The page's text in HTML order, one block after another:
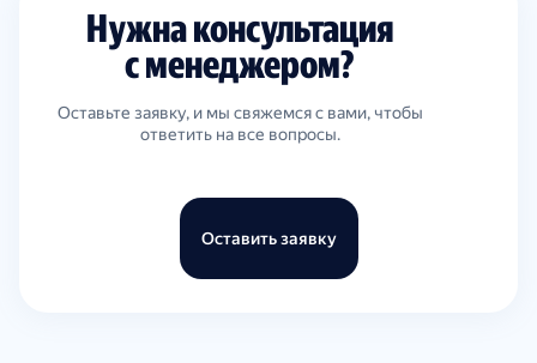
Нужна консультация
с менеджером?
Оставьте заявку, и мы свяжемся с вами, чтобы
ответить на все вопросы.
Оставить заявку